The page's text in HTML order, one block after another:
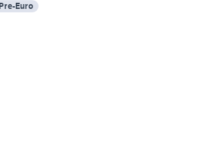
Pre-Euro